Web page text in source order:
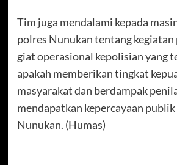
Tim juga mendalami kepada
polres Nunukan tentang kegiatan
giat operasional kepolisian yang
apakah memberikan tingkat
masyarakat dan berdampak
mendapatkan kepercayaan
Nunukan. (Humas)